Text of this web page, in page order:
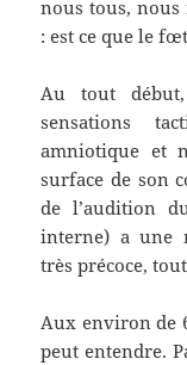
nous tous, nous
: est ce que le
Au tout
sensations
amniotique et
surface de son
de l’audition
interne) a une
très précoce,
Aux environ de
peut entendre.